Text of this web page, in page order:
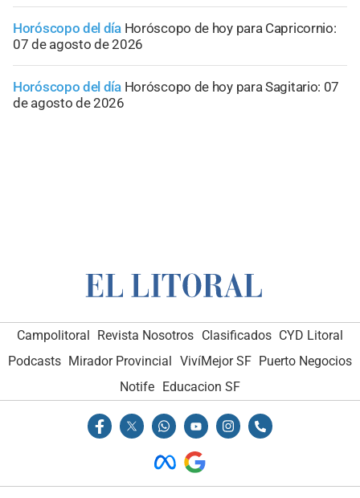
Horóscopo del día Horóscopo de hoy para Capricornio:
07 de agosto de 2026
Horóscopo del día Horóscopo de hoy para Sagitario: 07
de agosto de 2026
Campolitoral Revista Nosotros Clasificados CYD Litoral
Podcasts Mirador Provincial VivíMejor SF Puerto Negocios
Notife
Educacion SF